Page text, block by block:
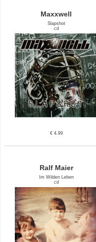
Maxxwell
Slapshot
cd
€ 4.99
Ralf Maier
Im Wilden Leben
cd